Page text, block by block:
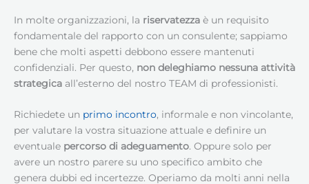
In molte organizzazioni, la riservatezza è un requisito
fondamentale del rapporto con un consulente; sappiamo
bene che molti aspetti debbono essere mantenuti
confidenziali. Per questo, non deleghiamo nessuna attività
strategica all’esterno del nostro TEAM di professionisti.
Richiedete un primo incontro, informale e non vincolante,
per valutare la vostra situazione attuale e definire un
eventuale percorso di adeguamento. Oppure solo per
avere un nostro parere su uno specifico ambito che
genera dubbi ed incertezze. Operiamo da molti anni nella